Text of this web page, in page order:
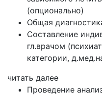
(опционально)
Общая
Составление
гл.врачом
категории,
читать далее
Проведение